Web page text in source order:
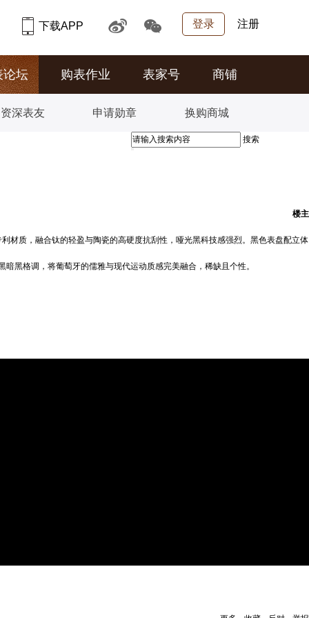
登录 注册
下载APP
论坛 购表作业 表家号 商铺
资深表友 申请勋章 换购商城
搜索
楼主
材质，融合钛的轻盈与陶瓷的高硬度抗刮性，哑光黑科技感强烈。黑色表盘配立体
黑格调，将葡萄牙的儒雅与现代运动质感完美融合，稀缺且个性。